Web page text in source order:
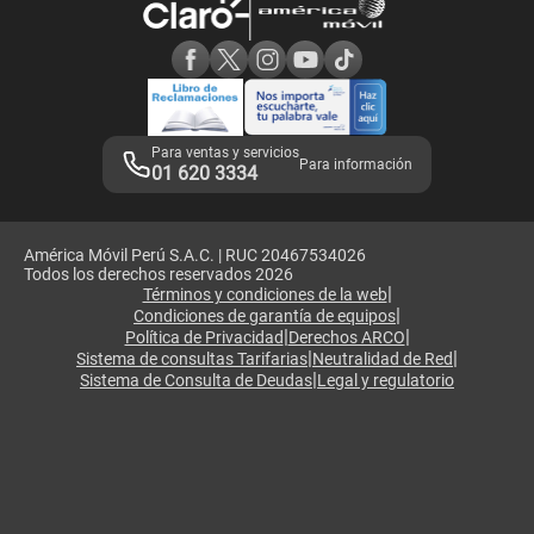
Adquirientes iPhone 6, 6S y SE
Mensaje de Seguridad
Términos y Condiciones de Tienda Claro
Libro de Reclamaciones
Legales de marketplace
Para ventas y servicios
01 620 3334 Para información
América Móvil Perú S.A.C. | RUC 20467534026
Todos los derechos reservados 2026
Términos y condiciones de la web|
Condiciones de garantía de equipos|
Política de Privacidad|Derechos ARCO|
Sistema de consultas Tarifarias|Neutralidad de Red|
Sistema de Consulta de Deudas|Legal y regulatorio